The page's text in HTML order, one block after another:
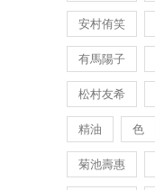
安村侑笑
有馬陽子
松村友希
精油 色
菊池壽惠